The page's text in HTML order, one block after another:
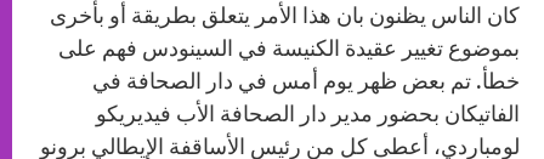
كان الناس يظنون بان هذا الأمر يتعلق بطريقة أو بأخرى
بموضوع تغيير عقيدة الكنيسة في السينودس فهم على
خطأ. تم بعض ظهر يوم أمس في دار الصحافة في
الفاتيكان بحضور مدير دار الصحافة الأب فيديريكو
لومباردي، أعطى كل من رئيس الأساقفة الإيطالي برونو